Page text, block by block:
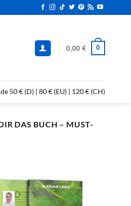
0,00 € 0
50 € (D) | 80 € (EU) | 120 € (CH)
DAS BUCH – MUST-